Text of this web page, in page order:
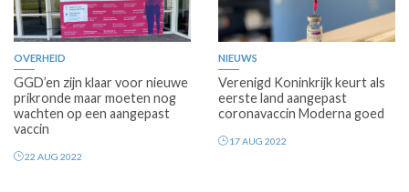
OVERHEID
GGD’en zijn klaar voor nieuwe
prikronde maar moeten nog
wachten op een aangepast
vaccin
22 AUG 2022
NIEUWS
Verenigd Koninkrijk keurt als
eerste land aangepast
coronavaccin Moderna goed
17 AUG 2022